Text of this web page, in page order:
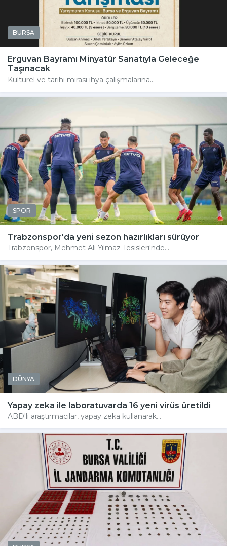
BURSA
Erguvan Bayramı Minyatür Sanatıyla Geleceğe
Taşınacak
Kültürel ve tarihi mirası ihya çalışmalarına...
SPOR
Trabzonspor'da yeni sezon hazırlıkları sürüyor
Trabzonspor, Mehmet Ali Yılmaz Tesisleri'nde...
DÜNYA
Yapay zeka ile laboratuvarda 16 yeni virüs üretildi
ABD'li araştırmacılar, yapay zeka kullanarak...